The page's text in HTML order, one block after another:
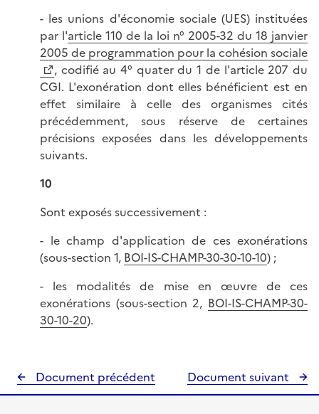
- les unions d'économie sociale (UES) instituées
par l'article 110 de la loi n° 2005-32 du 18 janvier
2005 de programmation pour la cohésion sociale
, codifié au 4° quater du 1 de l'article 207 du
CGI. L'exonération dont elles bénéficient est en
effet similaire à celle des organismes cités
précédemment, sous réserve de certaines
précisions exposées dans les développements
suivants.
10
Sont exposés successivement :
- le champ d'application de ces exonérations
(sous-section 1, BOI-IS-CHAMP-30-30-10-10) ;
- les modalités de mise en œuvre de ces
exonérations (sous-section 2, BOI-IS-CHAMP-30-
30-10-20).
Document précédent Document suivant